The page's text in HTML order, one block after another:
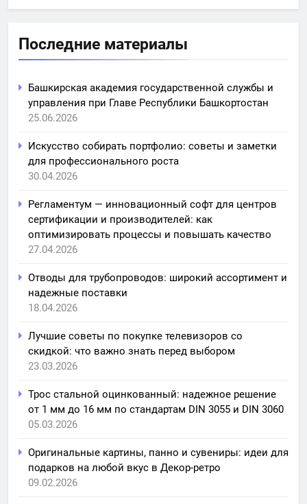
Последние материалы
Башкирская академия государственной службы и
управления при Главе Республики Башкортостан
25.06.2026
Искусство собирать портфолио: советы и заметки
для профессионального роста
30.04.2026
Регламентум — инновационный софт для центров
сертификации и производителей: как
оптимизировать процессы и повышать качество
27.04.2026
Отводы для трубопроводов: широкий ассортимент и
надежные поставки
18.04.2026
Лучшие советы по покупке телевизоров со
скидкой: что важно знать перед выбором
23.03.2026
Трос стальной оцинкованный: надежное решение
от 1 мм до 16 мм по стандартам DIN 3055 и DIN 3060
05.03.2026
Оригинальные картины, панно и сувениры: идеи для
подарков на любой вкус в Декор-ретро
09.02.2026